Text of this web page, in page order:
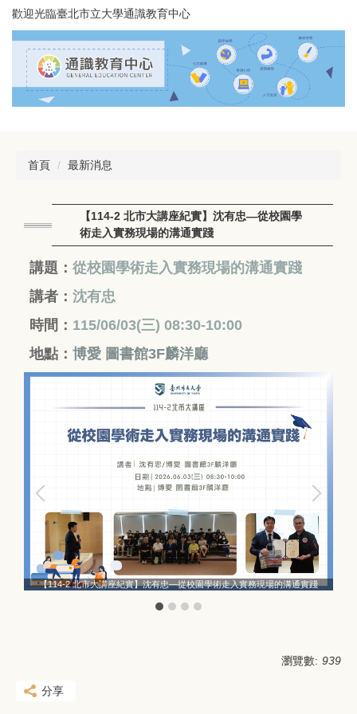
跳
到
主
歡迎光臨臺北市立大學通識教育中心
首頁 最新消息
【114-2 北市大講座紀實】沈有忠—從校園學
術走入實務現場的溝通實踐
講題： 從校園學術走入實務現場的溝通實踐
講者： 沈有忠
時間： 115/06/03(三) 08:30-10:00
地點： 博愛 圖書館3F麟洋廳
【114-2 北市大講座紀實】沈有忠—從校園學術走入實務現場的溝通實踐
瀏覽數: 939
分享